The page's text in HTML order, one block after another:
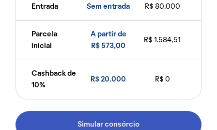
Entrada Sem entrada R$ 80.000
Parcela
inicial
A partir de
R$ 573,00
R$ 1.584,51
Cashback de
10%
R$ 20.000 R$ 0
Simular consórcio